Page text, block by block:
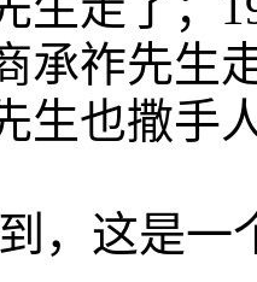
承祚先生
生也撒手
，这是